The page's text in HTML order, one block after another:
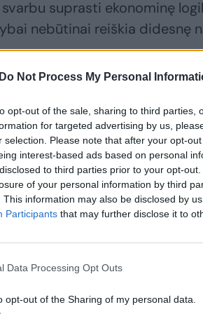
Do Not Process My Personal
opt-out of the sale, sharing to third parties,
for targeted advertising by us,
selection. Please note that after your opt-
interest-based ads based on personal
to third parties prior to your opt-
of your personal information by third
This information may also be disclosed by
Participants that may further disclose it to
Data Processing Opt Outs
opt-out of the Sharing of my personal data.
suprasti ekonominę
nebūtinai reiškia didesnę
per mokesčius
bent jau Baltijos
riba? Tiesą sakant, aš
ne tik matematikos
kad karas taip ilgai